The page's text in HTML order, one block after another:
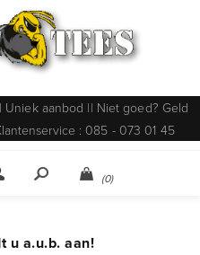
aanbod || Niet goed? Geld
: 085 - 073 01 45
(0)
u a.u.b. aan!